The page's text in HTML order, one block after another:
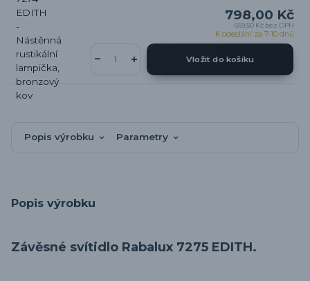
798,00 Kč
659,50 Kč bez DPH
K odeslání za 7-10 dnů
Vložit do košíku
Popis výrobku Parametry
Popis výrobku
Závěsné svítidlo Rabalux 7275 EDITH.